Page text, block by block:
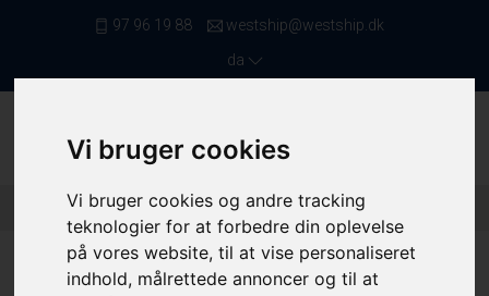
Vi bruger cookies
Vi bruger cookies og andre tracking
teknologier for at forbedre din oplevelse
på vores website, til at vise personaliseret
indhold, målrettede annoncer og til at
97 96 19 88
westship@westship.dk
da
Forside / Fiskefartøjer / Garnbåde Under 11,99 Meter